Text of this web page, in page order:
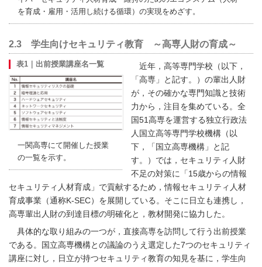
を育成・雇用・活用し続ける循環）の実現をめざす。
2.3 学生向けセキュリティ教育 ～高専人財の育成～
表1｜出前授業講座名一覧
一関高専にて開催した授業
の一覧を示す。
近年，高等専門学校（以下，
「高専」と記す。）の輩出人財
が，その確かな専門知識と技術
力から，注目を集めている。全
国51高専を運営する独立行政法
人国立高等専門学校機構（以
下，「国立高専機構」と記
す。）では，セキュリティ人財
不足の対策に「15歳からの情報
セキュリティ人材育成」で貢献するため，情報セキュリティ人材
育成事業（通称K-SEC）を展開している。そこに日立も連携し，
高専輩出人財の到達目標の明確化と，教材開発に協力した。
具体的な取り組みの一つが，直接高専を訪問して行う出前授業
である。国立高専機構との議論のうえ選定した7つのセキュリティ
講座に対し，日立が持つセキュリティ教育の知見を基に，学生向